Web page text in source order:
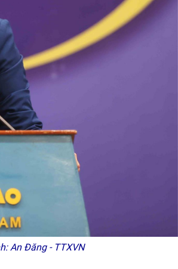
An Đăng - TTXVN